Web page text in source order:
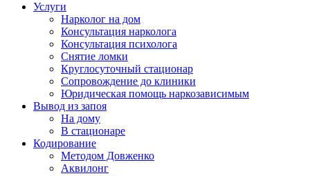
Услуги
Нарколог на дом
Консультация нарколога
Консультация психолога
Снятие ломки
Круглосуточный стационар
Сопровождение до клиники
Юридическая помощь наркозависимым
Вывод из запоя
На дому
В стационаре
Кодирование
Методом Довженко
Аквилонг